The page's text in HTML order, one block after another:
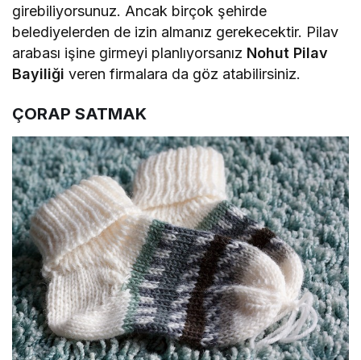
girebiliyorsunuz. Ancak birçok şehirde
belediyelerden de izin almanız gerekecektir. Pilav
arabası işine girmeyi planlıyorsanız Nohut Pilav
Bayiliği veren firmalara da göz atabilirsiniz.
ÇORAP SATMAK